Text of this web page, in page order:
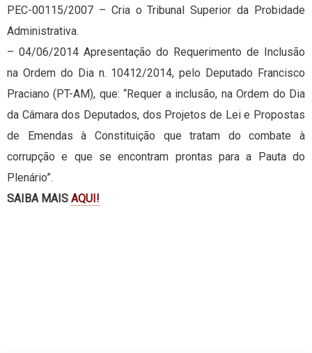
PEC-00115/2007 – Cria o Tribunal Superior da Probidade
Administrativa.
– 04/06/2014 Apresentação do Requerimento de Inclusão
na Ordem do Dia n. 10412/2014, pelo Deputado Francisco
Praciano (PT-AM), que: “Requer a inclusão, na Ordem do Dia
da Câmara dos Deputados, dos Projetos de Lei e Propostas
de Emendas à Constituição que tratam do combate à
corrupção e que se encontram prontas para a Pauta do
Plenário”.
SAIBA MAIS AQUI!